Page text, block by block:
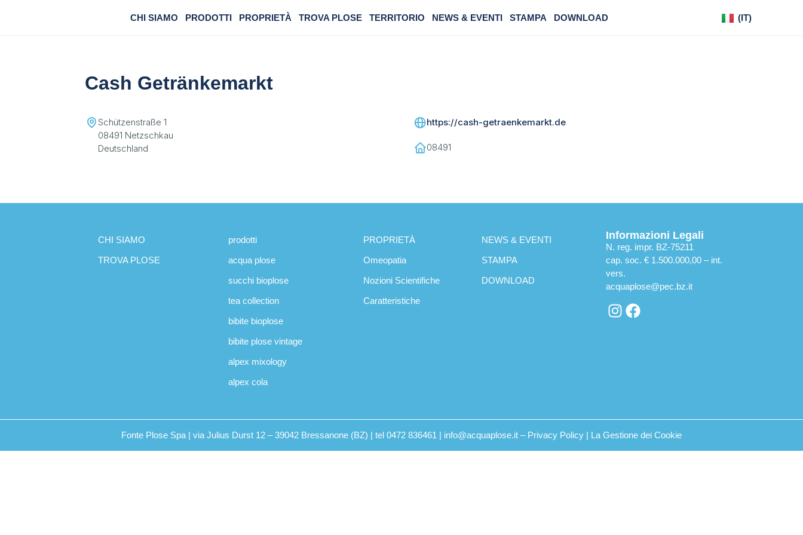
CHI SIAMO PRODOTTI PROPRIETÀ TROVA PLOSE TERRITORIO NEWS & EVENTI STAMPA DOWNLOAD (IT)
(DE)
Cash Getränkemarkt
Schützenstraße 1
08491 Netzschkau
Deutschland
https://cash-getraenkemarkt.de
08491
CHI SIAMO
TROVA PLOSE
prodotti
acqua plose
succhi bioplose
tea collection
bibite bioplose
bibite plose vintage
alpex mixology
alpex cola
PROPRIETÀ
Omeopatia
Nozioni Scientifiche
Caratteristiche
NEWS & EVENTI
STAMPA
DOWNLOAD
Informazioni Legali
N. reg. impr. BZ-75211
cap. soc. € 1.500.000,00 – int.
vers.
acquaplose@pec.bz.it
Fonte Plose Spa | via Julius Durst 12 – 39042 Bressanone (BZ) | tel 0472 836461 | info@acquaplose.it – Privacy Policy | La Gestione dei Cookie